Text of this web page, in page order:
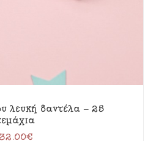
λευκή δαντέλα – 25
32.00€